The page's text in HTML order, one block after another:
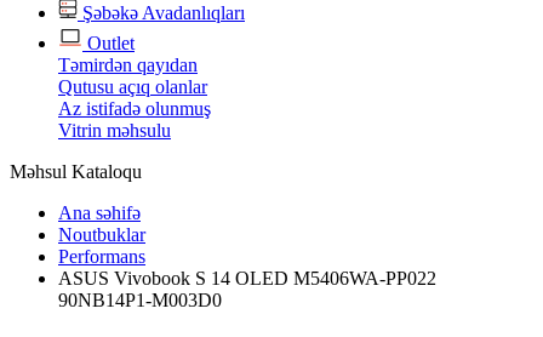
Şəbəkə Avadanlıqları
Outlet
Təmirdən qayıdan
Qutusu açıq olanlar
Az istifadə olunmuş
Vitrin məhsulu
Məhsul Kataloqu
Ana səhifə
Noutbuklar
Performans
ASUS Vivobook S 14 OLED M5406WA-PP022
90NB14P1-M003D0